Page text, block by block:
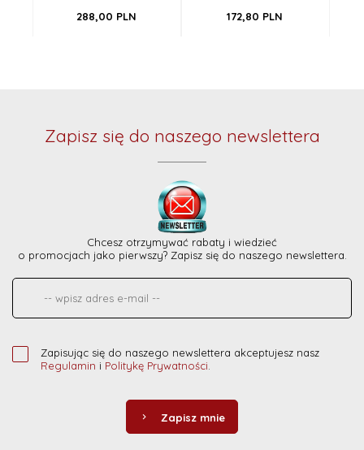
288,00 PLN 172,80 PLN
Zapisz się do naszego newslettera
Chcesz otrzymywać rabaty i wiedzieć
o promocjach jako pierwszy? Zapisz się do naszego newslettera.
Zapisując się do naszego newslettera akceptujesz nasz
Regulamin i Politykę Prywatności
Zapisz mnie